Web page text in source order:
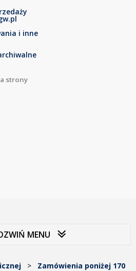
i inne
strony
MENU
> Zamówienia poniżej 170